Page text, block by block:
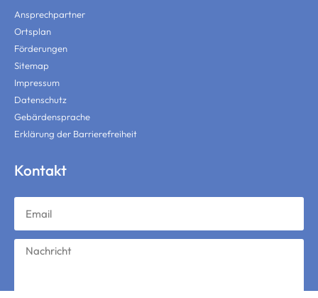
Ansprechpartner
Ortsplan
Förderungen
Sitemap
Impressum
Datenschutz
Gebärdensprache
Erklärung der Barrierefreiheit
Kontakt